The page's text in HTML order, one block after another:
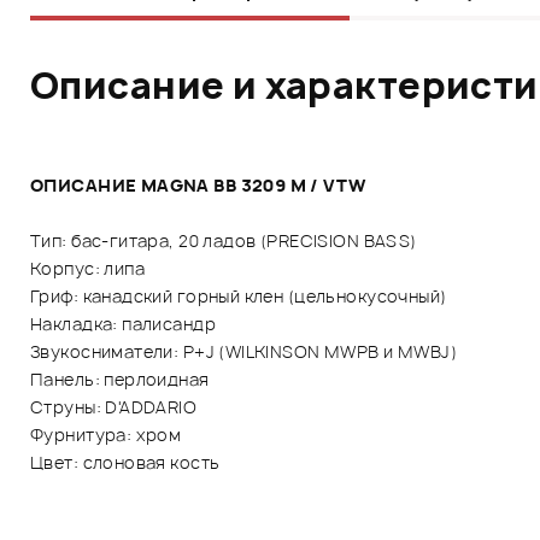
Описание и
ОПИСАНИЕ MAGNA BB 3209 M / VTW
Тип: бас-гитара, 20 ладов (PRECISION BASS)
Корпус: липа
Гриф: канадский горный клен (цельнокусочный)
Накладка: палисандр
Звукосниматели: P+J (WILKINSON MWPB и MWBJ)
Панель: перлоидная
Струны: D'ADDARIO
Фурнитура: хром
Цвет: слоновая кость